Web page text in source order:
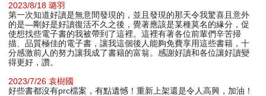
2023/8/18 璐羽
第一次知道好讀是無意間發現的，並且發現的那天令我驚喜且意外
的是—剛好是好讀復活不久之後，覺著應該是某種莫名的緣分，促
使想找些電子書的我被帶到了這裡。這裡有著各位前輩們辛苦掃
描、品質極佳的電子書，讓我這個後人能夠免費享用這些書籍，十
分感激前人的努力讓我成了書籍的富翁。感謝好讀和各位讓好讀變
得更好，讚。
2023/7/26 袁樹國
好些書都沒有prc檔案，有點遺憾！重新上架還是令人高興，加油！